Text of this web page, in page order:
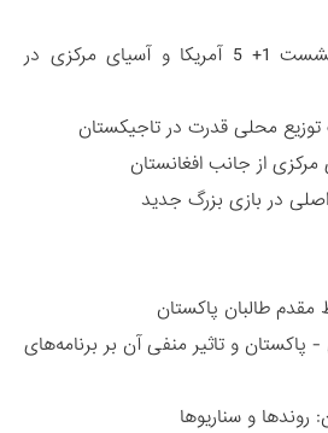
دورنمای عملیاتی اولین نشست 1+ 5 آمریکا و آسیای مرکزی در
توزیع محلی قدرت در تاجیکستان
از جانب افغانستان
در بازی بزرگ جدید
طالبان پاکستان
پاکستان و تاثیر منفی آن بر برنامه‌های
و سناریوها